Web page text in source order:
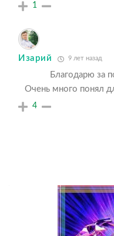
1
Изарий 9 лет назад
Благодарю за
Очень много понял
4